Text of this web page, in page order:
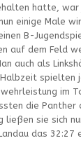
hatte,
einige Male
B-
auf dem Feld
auch als
spielten
im
die Panther
sie sich
das 32:27